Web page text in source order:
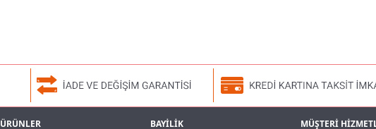
ÜRÜNLER BAYİLİK MÜŞTERİ